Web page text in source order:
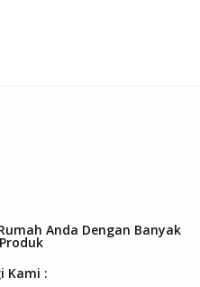
Anda Dengan Banyak
Kami :